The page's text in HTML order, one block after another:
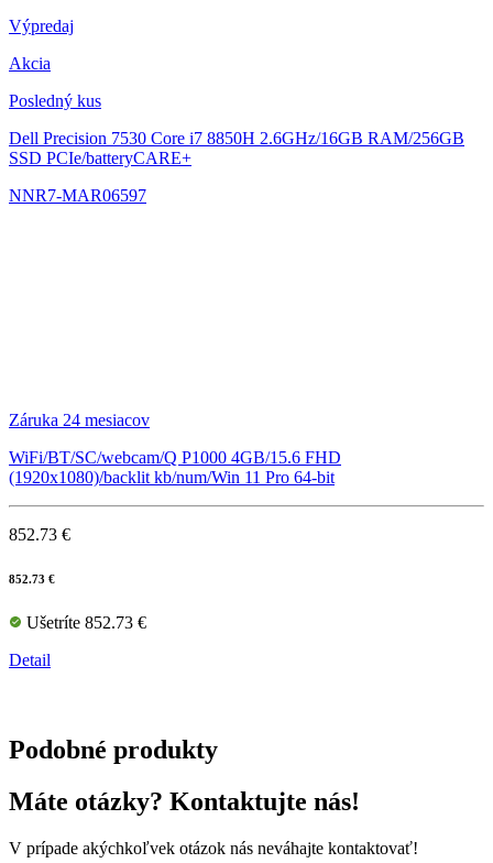
Výpredaj
Akcia
Posledný kus
Dell Precision 7530 Core i7 8850H 2.6GHz/16GB RAM/256GB
SSD PCIe/batteryCARE+
NNR7-MAR06597
Záruka 24 mesiacov
WiFi/BT/SC/webcam/Q P1000 4GB/15.6 FHD
(1920x1080)/backlit kb/num/Win 11 Pro 64-bit
852.73 €
852.73 €
Ušetríte 852.73 €
Detail
Podobné produkty
Máte otázky? Kontaktujte nás!
V prípade akýchkoľvek otázok nás neváhajte kontaktovať!